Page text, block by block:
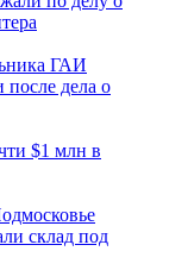
ГАИ
после дела о
$1 млн в
склад под